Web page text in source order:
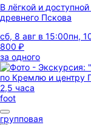
В лёгкой и
древнего Пскова
сб, 8 авг в 15:00пн,
800 ₽
за одного
2,5 часа
foot
групповая